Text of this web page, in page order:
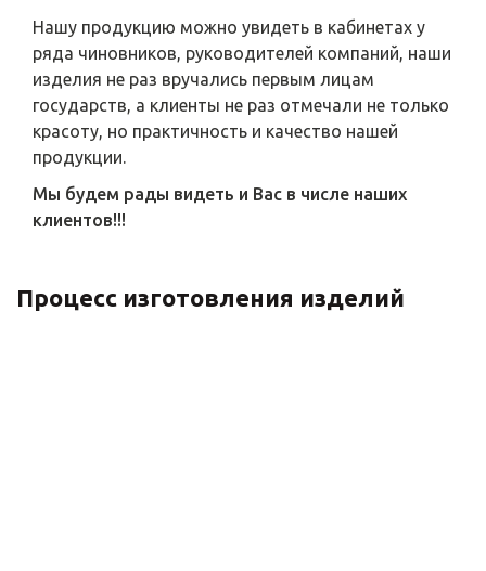
Нашу продукцию можно увидеть в кабинетах у
ряда чиновников, руководителей компаний, наши
изделия не раз вручались первым лицам
государств, а клиенты не раз отмечали не только
красоту, но практичность и качество нашей
продукции.
Мы будем рады видеть и Вас в числе наших
клиентов!!!
Процесс изготовления изделий